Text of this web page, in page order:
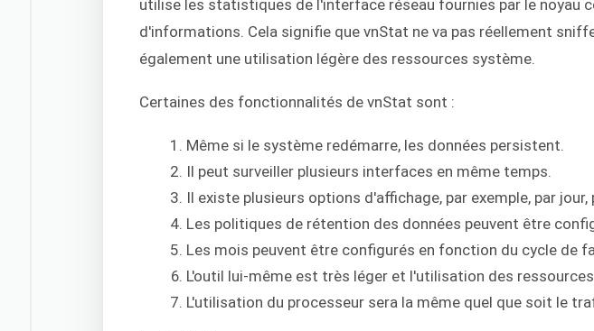
utilise les statistiques de l'interface réseau fournies par le noyau
d'informations. Cela signifie que vnStat ne va pas réellement
également une utilisation légère des ressources système.
Certaines des fonctionnalités de vnStat sont :
Même si le système redémarre, les données persistent.
Il peut surveiller plusieurs interfaces en même temps.
Il existe plusieurs options d'affichage, par exemple, par jour,
Les politiques de rétention des données peuvent être
Les mois peuvent être configurés en fonction du cycle de
L'outil lui-même est très léger et l'utilisation des
L'utilisation du processeur sera la même quel que soit le